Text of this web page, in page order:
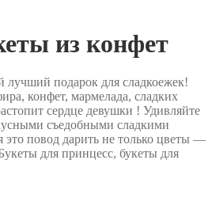
из конфет
подарок для сладкоежек!
конфет, мармелада, сладких
сердце девушки ! Удивляйте
съедобными сладкими
это повод дарить не только цветы —
для принцесс, букеты для